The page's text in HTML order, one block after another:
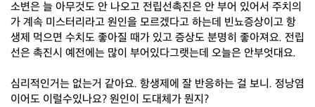
소변은 늘 아무것도 안 나오고 전립선촉진은 안 부어 있어서 주치의
가 계속 미스터리라고 원인을 모르겠다고 하는데 빈뇨증상이고 항
생제 먹으면 수치도 좋아질 때가 있고 증상도 분명히 좋아져요. 전립
선은 촉진시 예전에는 많이 부어있다그랫는데 오늘은 안부엇대요.
심리적인거는 없는거 같아요. 항생제에 잘 반응하는 걸 보니. 정낭염
이어도 이럴수있나요? 원인이 도대체가 뭔지?